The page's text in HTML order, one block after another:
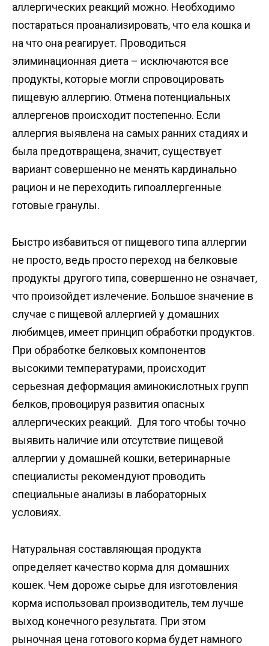
аллергических реакций можно. Необходимо
постараться проанализировать, что ела кошка и
на что она реагирует. Проводиться
элиминационная диета – исключаются все
продукты, которые могли спровоцировать
пищевую аллергию. Отмена потенциальных
аллергенов происходит постепенно. Если
аллергия выявлена на самых ранних стадиях и
была предотвращена, значит, существует
вариант совершенно не менять кардинально
рацион и не переходить гипоаллергенные
готовые гранулы.
Быстро избавиться от пищевого типа аллергии
не просто, ведь просто переход на белковые
продукты другого типа, совершенно не означает,
что произойдет излечение. Большое значение в
случае с пищевой аллергией у домашних
любимцев, имеет принцип обработки продуктов.
При обработке белковых компонентов
высокими температурами, происходит
серьезная деформация аминокислотных групп
белков, провоцируя развития опасных
аллергических реакций. Для того чтобы точно
выявить наличие или отсутствие пищевой
аллергии у домашней кошки, ветеринарные
специалисты рекомендуют проводить
специальные анализы в лабораторных
условиях.
Натуральная составляющая продукта
определяет качество корма для домашних
кошек. Чем дороже сырье для изготовления
корма использовал производитель, тем лучше
выход конечного результата. При этом
рыночная цена готового корма будет намного